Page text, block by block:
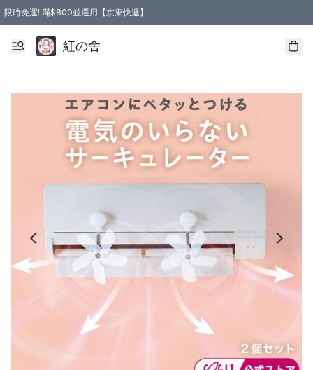
限時免運! 滿$800並選用【京東快遞】
紅の舍